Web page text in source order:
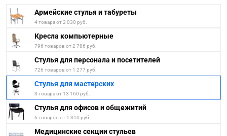
Армейские стулья и табуреты
4 товара от 2 030 руб.
Кресла компьютерные
796 товаров от 2 786 руб.
Стулья для персонала и посетителей
726 товаров от 1 277 руб.
Стулья для мастерских
3 товара от 13 160 руб.
Стулья для офисов и общежитий
6 товаров от 1 310 руб.
Медицинские секции стульев